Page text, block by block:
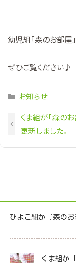
幼児組「森のお部屋
ぜひご覧ください♪
Categories
お知らせ
くま組が「森の
更新しました。
ひよこ組が『森のお
くま組が